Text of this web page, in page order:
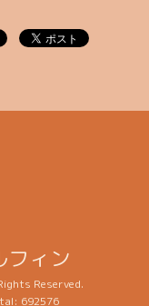
フィン
Reserved.
692576